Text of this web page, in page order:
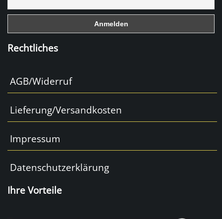
o
Rechtliches
AGB/Widerruf
Lieferung/Versandkosten
Impressum
Datenschutzerklärung
Ihre Vorteile